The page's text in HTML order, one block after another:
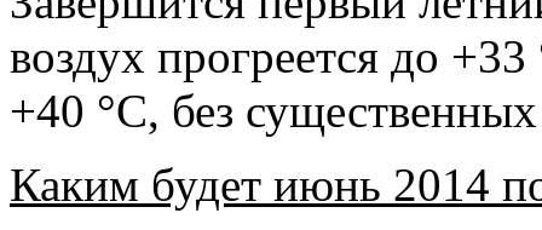
воздух прогреется до
+40 °С, без
Каким будет июнь 2014